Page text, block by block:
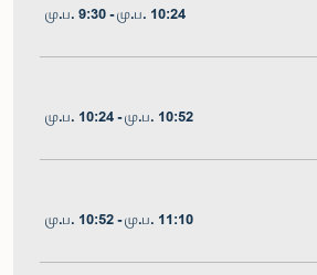
மு.ப. 9:30 - மு.ப. 10:24
மு.ப. 10:24 - மு.ப. 10:52
மு.ப. 10:52 - மு.ப. 11:10